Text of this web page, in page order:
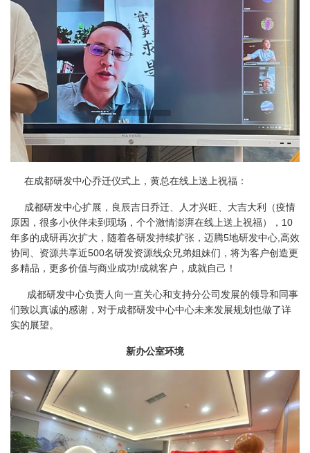
在成都研发中心乔迁仪式上，黄总在线上送上祝福：
成都研发中心扩展，良辰吉日乔迁、人才兴旺、大吉大利（疫情
原因，很多小伙伴未到现场，个个激情澎湃在线上送上祝福），10
年多的成研再次扩大，随着各研发持续扩张，迈腾5地研发中心,高效
协同、资源共享近500名研发资源线众兄弟姐妹们，将为客户创造更
多精品，更多价值与商业成功!成就客户，成就自己！
成都研发中心负责人向一直关心和支持分公司发展的领导和同事
们致以真诚的感谢，对于成都研发中心中心未来发展规划也做了详
实的展望。
新办公室环境